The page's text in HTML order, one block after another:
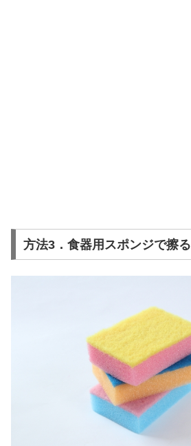
方法3．食器用スポンジで擦る